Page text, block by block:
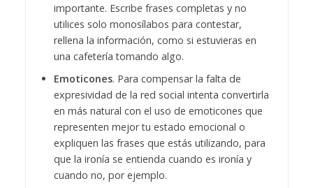
importante. Escribe frases completas y no
utilices solo monosílabos para contestar,
rellena la información, como si estuvieras en
una cafetería tomando algo.
Emoticones. Para compensar la falta de
expresividad de la red social intenta convertirla
en más natural con el uso de emoticones que
representen mejor tu estado emocional o
expliquen las frases que estás utilizando, para
que la ironía se entienda cuando es ironía y
cuando no, por ejemplo.